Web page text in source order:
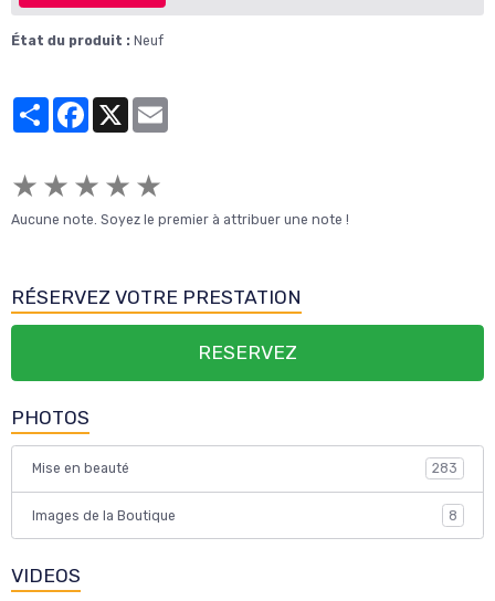
État du produit : Neuf
PartagerFacebook
X
★ ★ ★ ★ ★
Aucune note. Soyez le premier à attribuer une note !
RÉSERVEZ VOTRE PRESTATION
RESERVEZ
PHOTOS
Mise en beauté 283
Images de la Boutique 8
VIDEOS